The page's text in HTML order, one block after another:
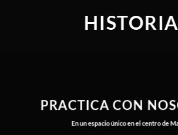
HISTORIA
PRACTICA CON
En un espacio único en el centro de